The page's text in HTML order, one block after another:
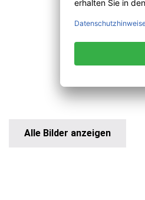
Alle Bilder anzeigen